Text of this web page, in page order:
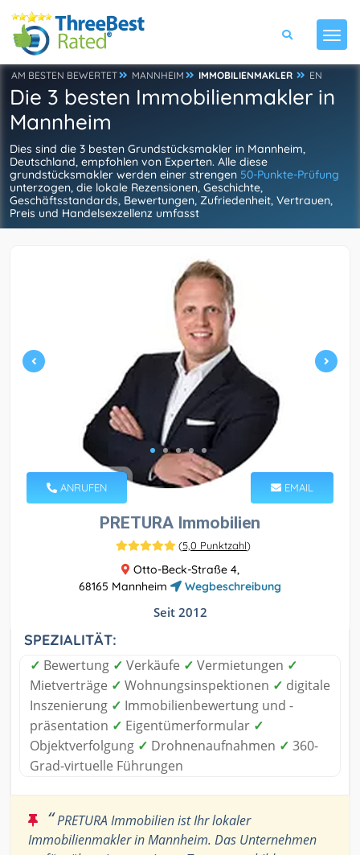
AM BESTEN BEWERTET MANNHEIM IMMOBILIENMAKLER EN
Die 3 besten Immobilienmakler in
Mannheim
Dies sind die 3 besten Grundstücksmakler in Mannheim,
Deutschland, empfohlen von Experten. Alle diese
grundstücksmakler werden einer strengen 50-Punkte-Prüfung
unterzogen, die lokale Rezensionen, Geschichte,
Geschäftsstandards, Bewertungen, Zufriedenheit, Vertrauen,
Preis und Handelsexzellenz umfasst
ANRUFEN EMAIL
PRETURA Immobilien
(5,0 Punktzahl)
Otto-Beck-Straße 4,
68165 Mannheim
Wegbeschreibung
Seit 2012
SPEZIALITÄT:
✓ Bewertung ✓ Verkäufe ✓ Vermietungen ✓
Mietverträge ✓ Wohnungsinspektionen ✓ digitale
Inszenierung ✓ Immobilienbewertung und -
präsentation ✓ Eigentümerformular ✓
Objektverfolgung ✓ Drohnenaufnahmen ✓ 360-
Grad-virtuelle Führungen
“PRETURA Immobilien ist Ihr lokaler
Immobilienmakler in Mannheim. Das Unternehmen